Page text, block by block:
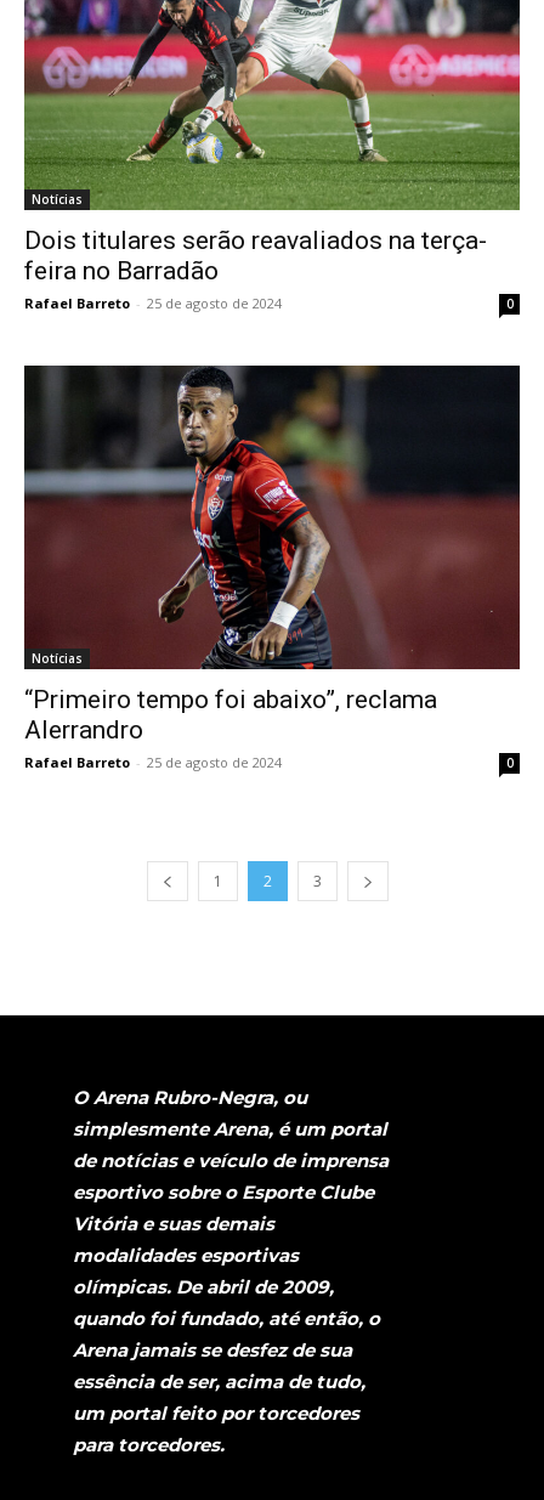
Notícias
Dois titulares serão reavaliados na terça-
feira no Barradão
Rafael Barreto - 25 de agosto de 2024 0
Notícias
“Primeiro tempo foi abaixo”, reclama
Alerrandro
Rafael Barreto - 25 de agosto de 2024 0
1 2 3
O Arena Rubro-Negra, ou
simplesmente Arena, é um portal
de notícias e veículo de imprensa
esportivo sobre o Esporte Clube
Vitória e suas demais
modalidades esportivas
olímpicas. De abril de 2009,
quando foi fundado, até então, o
Arena jamais se desfez de sua
essência de ser, acima de tudo,
um portal feito por torcedores
para torcedores.